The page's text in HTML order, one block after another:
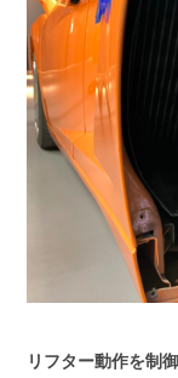
リフター動作を制